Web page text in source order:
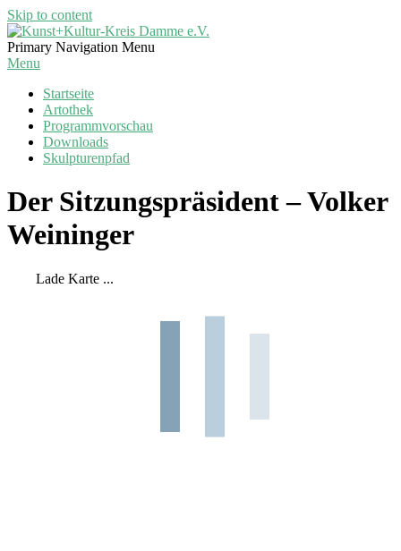
Skip to content
Kunst+Kultur-
Kreis
Primary Navigation Menu
Menu
Startseite
Artothek
Programmvorschau
Downloads
Skulpturenpfad
Der Sitzungspräsident – Volker
Weininger
Lade Karte ...